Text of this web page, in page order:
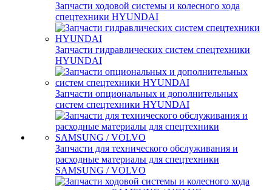
Запчасти ходовой системы и колесного хода
спецтехники HYUNDAI
Запчасти гидравлических систем спецтехники
HYUNDAI
Запчасти опциональных и дополнительных
систем спецтехники HYUNDAI
Запчасти для технического обслуживания и
расходные материалы для спецтехники
SAMSUNG / VOLVO